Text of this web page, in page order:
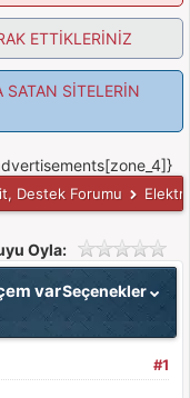
ETTİKLERİNİZ
SATAN SİTELERİN
Destek Forumu
Oyla:
Seçenekler
var
#1